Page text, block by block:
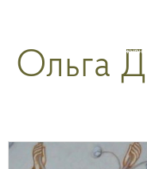
содержимому
Ольга